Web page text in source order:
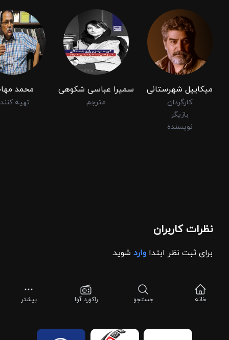
میکاییل شهرستانی
کارگردان
بازیگر
نویسنده
سمیرا عباسی شکوهی
مترجم
محمد
تهیه
نظرات کاربران
برای ثبت نظر ابتدا وارد شوید.
خانه جستجو راکورد آوا بیشتر